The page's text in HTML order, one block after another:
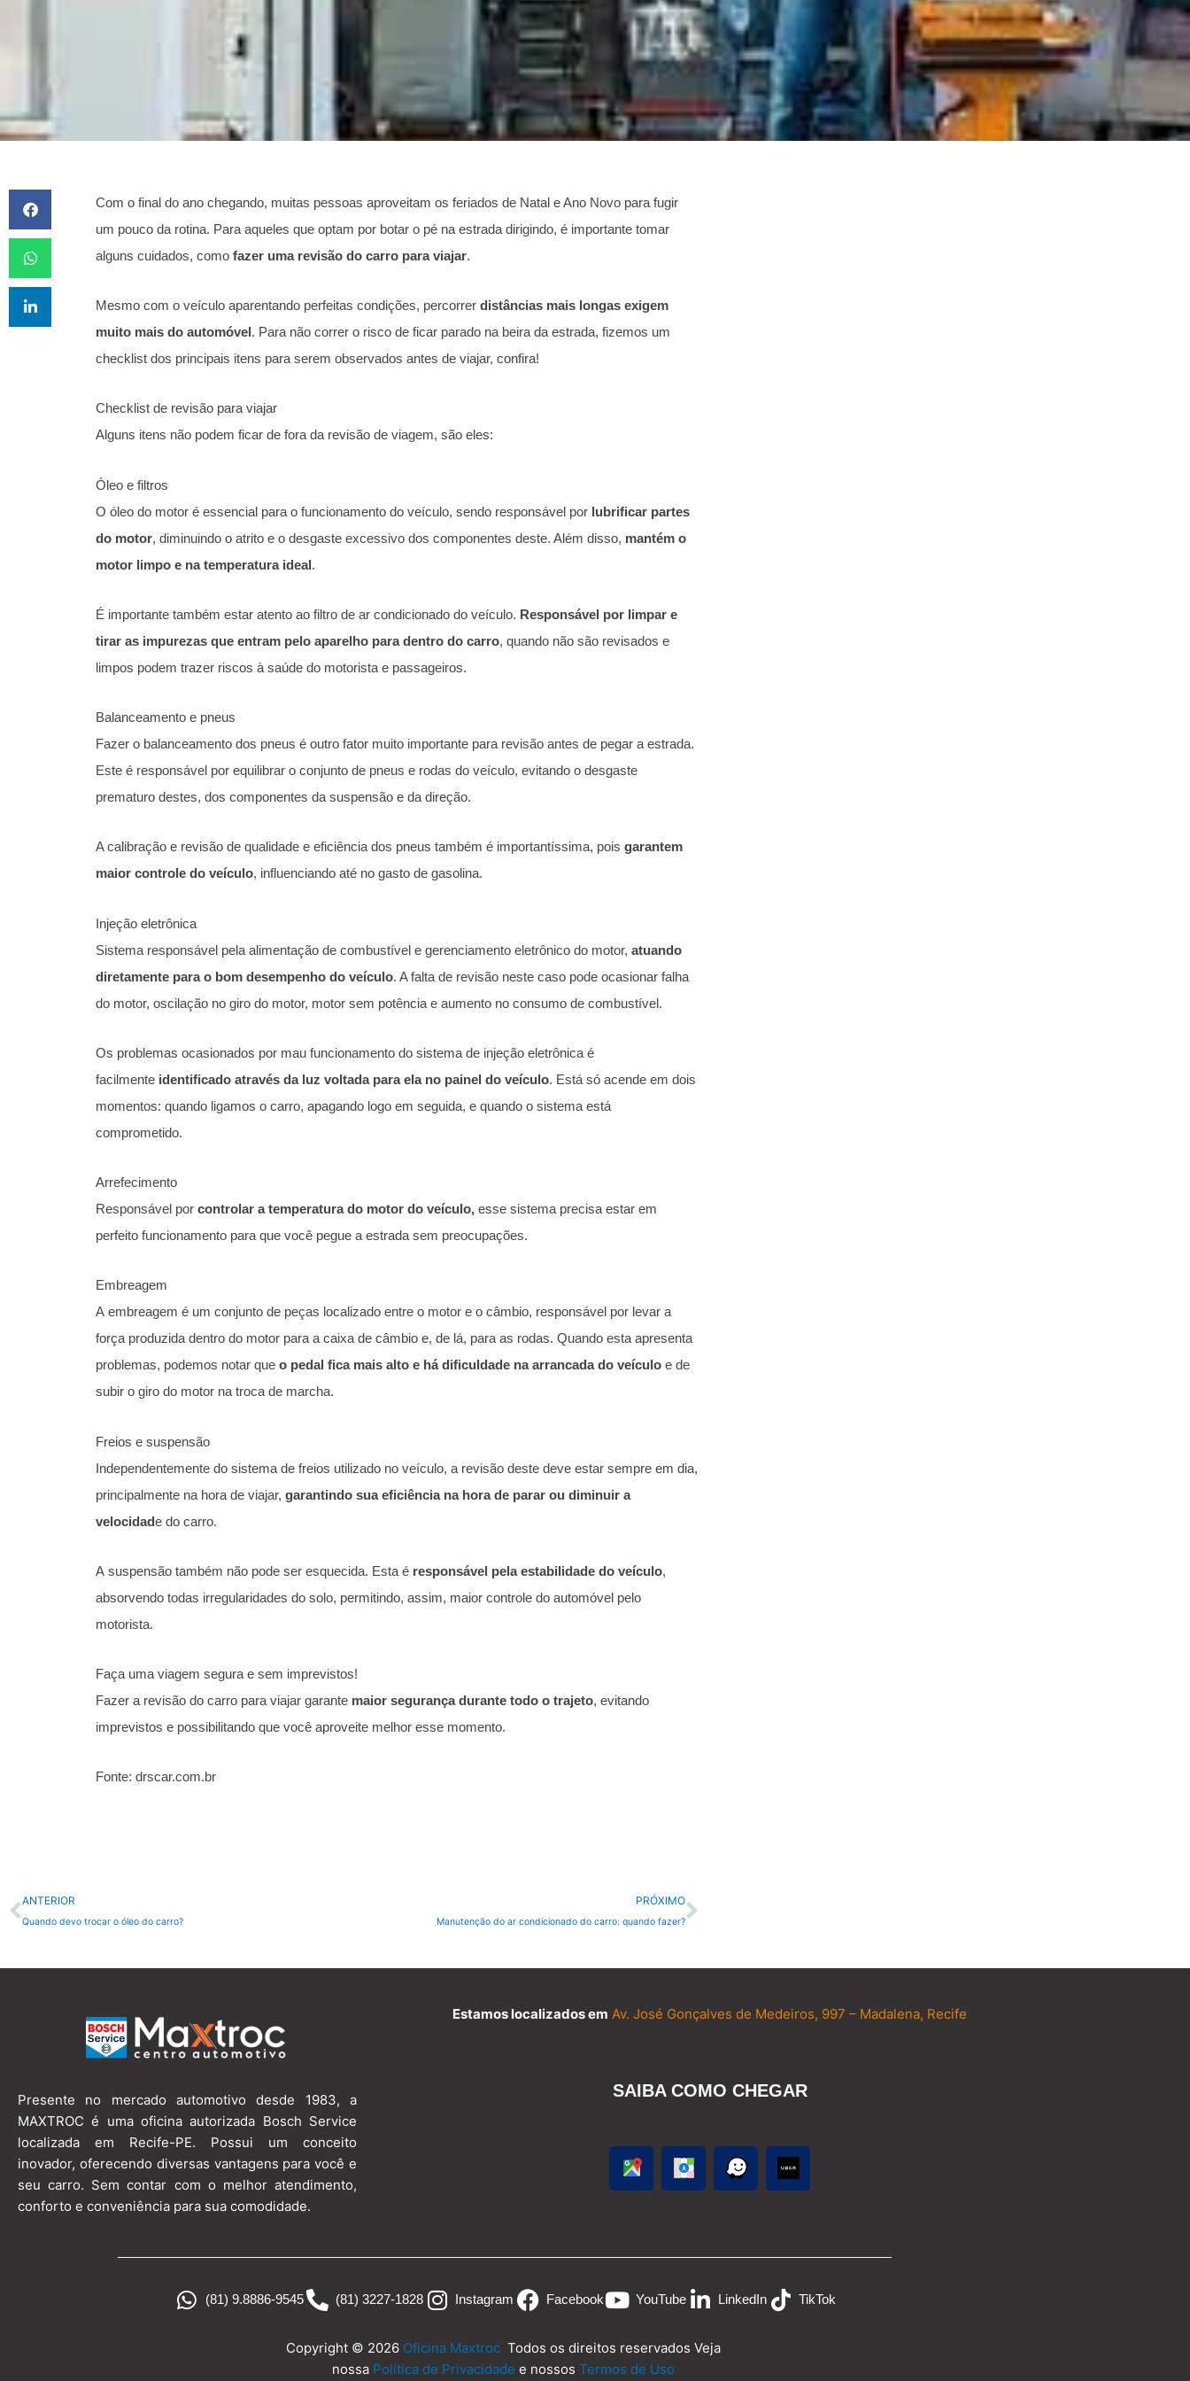
Com o final do ano chegando, muitas pessoas aproveitam os feriados de Natal e Ano Novo para fugir
um pouco da rotina. Para aqueles que optam por botar o pé na estrada dirigindo, é importante tomar
alguns cuidados, como fazer uma revisão do carro para viajar.
Mesmo com o veículo aparentando perfeitas condições, percorrer distâncias mais longas exigem
muito mais do automóvel. Para não correr o risco de ficar parado na beira da estrada, fizemos um
checklist dos principais itens para serem observados antes de viajar, confira!
Checklist de revisão para viajar
Alguns itens não podem ficar de fora da revisão de viagem, são eles:
Óleo e filtros
O óleo do motor é essencial para o funcionamento do veículo, sendo responsável por lubrificar partes
do motor, diminuindo o atrito e o desgaste excessivo dos componentes deste. Além disso, mantém o
motor limpo e na temperatura ideal.
É importante também estar atento ao filtro de ar condicionado do veículo. Responsável por limpar e
tirar as impurezas que entram pelo aparelho para dentro do carro, quando não são revisados e
limpos podem trazer riscos à saúde do motorista e passageiros.
Balanceamento e pneus
Fazer o balanceamento dos pneus é outro fator muito importante para revisão antes de pegar a estrada.
Este é responsável por equilibrar o conjunto de pneus e rodas do veículo, evitando o desgaste
prematuro destes, dos componentes da suspensão e da direção.
A calibração e revisão de qualidade e eficiência dos pneus também é importantíssima, pois garantem
maior controle do veículo, influenciando até no gasto de gasolina.
Injeção eletrônica
Sistema responsável pela alimentação de combustível e gerenciamento eletrônico do motor, atuando
diretamente para o bom desempenho do veículo. A falta de revisão neste caso pode ocasionar falha
do motor, oscilação no giro do motor, motor sem potência e aumento no consumo de combustível.
Os problemas ocasionados por mau funcionamento do sistema de injeção eletrônica é
facilmente identificado através da luz voltada para ela no painel do veículo. Está só acende em dois
momentos: quando ligamos o carro, apagando logo em seguida, e quando o sistema está
comprometido.
Arrefecimento
Responsável por controlar a temperatura do motor do veículo, esse sistema precisa estar em
perfeito funcionamento para que você pegue a estrada sem preocupações.
Embreagem
A embreagem é um conjunto de peças localizado entre o motor e o câmbio, responsável por levar a
força produzida dentro do motor para a caixa de câmbio e, de lá, para as rodas. Quando esta apresenta
problemas, podemos notar que o pedal fica mais alto e há dificuldade na arrancada do veículo e de
subir o giro do motor na troca de marcha.
Freios e suspensão
Independentemente do sistema de freios utilizado no veículo, a revisão deste deve estar sempre em dia,
principalmente na hora de viajar, garantindo sua eficiência na hora de parar ou diminuir a
velocidade do carro.
A suspensão também não pode ser esquecida. Esta é responsável pela estabilidade do veículo,
absorvendo todas irregularidades do solo, permitindo, assim, maior controle do automóvel pelo
motorista.
Faça uma viagem segura e sem imprevistos!
Fazer a revisão do carro para viajar garante maior segurança durante todo o trajeto, evitando
imprevistos e possibilitando que você aproveite melhor esse momento.
Fonte: drscar.com.br
Anterior
ANTERIOR
Quando devo trocar o óleo do carro?
PRÓXIMO
Manutenção do ar condicionado do carro: quando fazer?
Próximo
Presente no mercado automotivo desde 1983, a
MAXTROC é uma oficina autorizada Bosch Service
localizada em Recife-PE. Possui um conceito
inovador, oferecendo diversas vantagens para você e
seu carro. Sem contar com o melhor atendimento,
conforto e conveniência para sua comodidade.
Estamos localizados em Av. José Gonçalves de Medeiros, 997 – Madalena, Recife
SAIBA COMO CHEGAR
(81) 9.8886-9545 (81) 3227-1828 Instagram Facebook YouTube LinkedIn TikTok
Copyright © 2026 Oficina Maxtroc Todos os direitos reservados Veja
nossa Política de Privacidade e nossos Termos de Uso